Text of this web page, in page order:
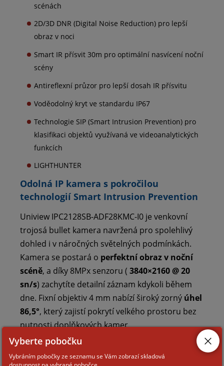
scénách
2D/3D DNR (Digital Noise Reduction) pro lepší
obraz v noci
Smart IR přísvit 30m pro optimální nasvícení noční
scény
Antireflexní průzor pro lepší dosah IR přísvitu
Voděodolný kryt ve standardu IP67
Technologie SIP (Smart Intrusion Prevention) pro
klasifikaci objektů využívaná ve videoanalytických
funkcích
LIGHTHUNTER
Odolná IP kamera s pokročilou
technologií Smart Intrusion Prevention
Uniview IPC2128SB-ADF28KMC-I0 je venkovní
trojosá bullet kamera navržená pro spolehlivý
dohled i v náročných světelných podmínkách.
Kamera se postará o perfektní obraz v noční
scéně, a díky 8MPx senzoru ( 3840×2160 @ 20
sn/s) zachytíte detailní záznam kdykoli během
dne. Fixní objektiv 4 mm nabízí široký zorný úhel
86,5°, který zajistí pokrytí velkého prostoru bez
nutnosti doplňkových kamer.
Výkonná redukce šumu a vysoký dynamický
rozsah
Vyberte pobočku
Vybráním pobočky ze seznamu se Vám zobrazí skladová